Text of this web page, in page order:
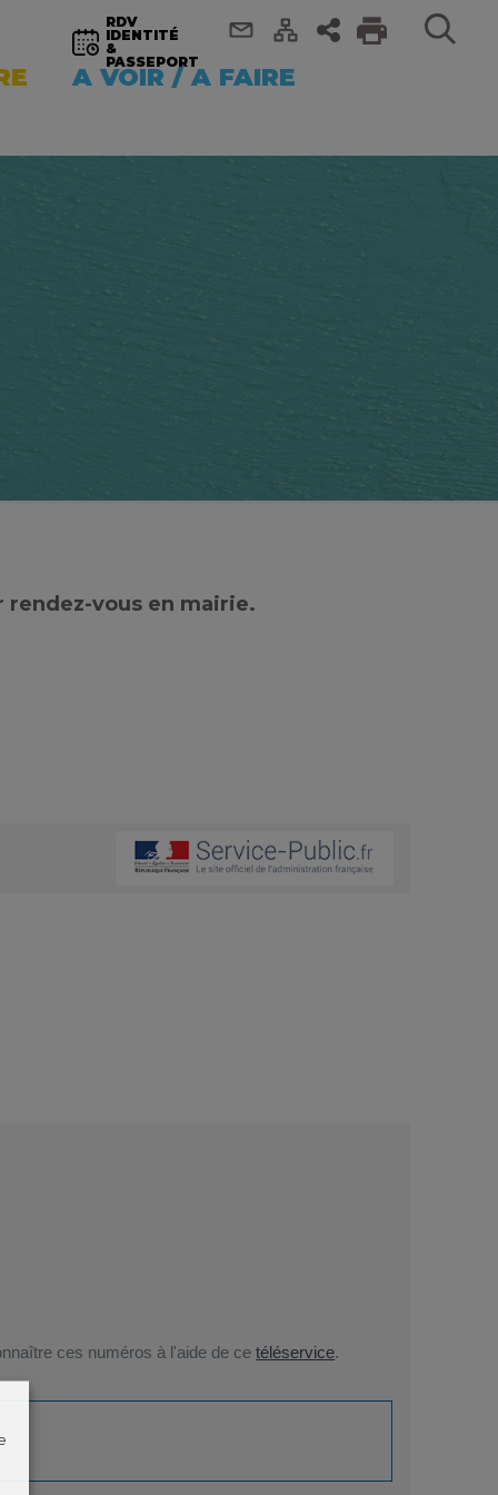
A VOIR / A FAIRE
RDV
IDENTITÉ
&
PASSEPORT
rendez-vous en mairie.
ces numéros à l'aide de cetéléservice.